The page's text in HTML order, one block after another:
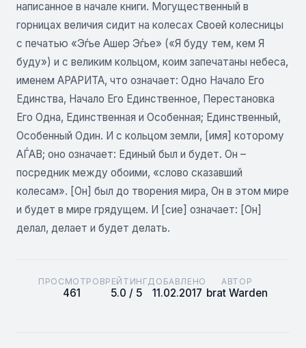
написанное в начале книги. Могущественный в
горницах величия сидит на колесах Своей колесницы
с печатью «Эѓье Ашер Эѓье» («Я буду тем, кем Я
буду») и с великим кольцом, коим запечатаны небеса,
именем АРАРИТА, что означает: Одно Начало Его
Единства, Начало Его Единственное, Перестановка
Его Одна, Единственная и Особенная; Единственный,
Особенный Один. И с кольцом земли, [имя] которому
АЃАВ; оно означает: Единый был и будет. Он –
посредник между обоими, «слово сказавший
колесам». [Он] был до творения мира, Он в этом мире
и будет в мире грядущем. И [сие] означает: [Он]
делал, делает и будет делать.
ПРОСМОТРОВ
461
РЕЙТИНГ
5.0 / 5
ДОБАВЛЕНО
11.02.2017
АВТОР
brat Warden